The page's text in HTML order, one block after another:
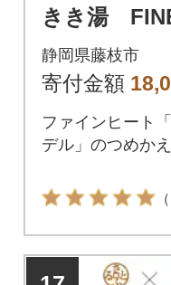
きき湯
スマート
つめかえ用
静岡県藤枝市
寄付金額
ファインヒート
デル」のつめかえ
（